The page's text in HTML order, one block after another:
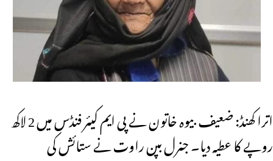
اترا کھنڈ: ضعیف بیوہ خاتون نے پی ایم کیئر فنڈس میں 2 لاکھ
روپے کا عطیہ دیا۔ جنرل بپن راوت نے ستائش کی